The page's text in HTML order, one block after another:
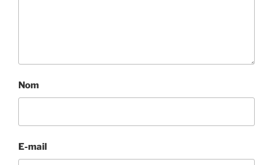
Nom
E-mail